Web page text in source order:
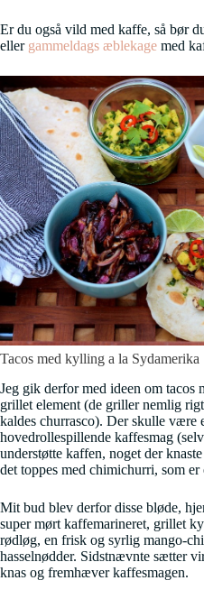
Er du også vild med kaffe, så bør
eller gammeldags æblekage med
Tacos med kylling a la Sydamerika
Jeg gik derfor med ideen om
grillet element (de griller nemlig
kaldes churrasco). Der skulle være
hovedrollespillende kaffesmag
understøtte kaffen, noget der
det toppes med chimichurri, som er
Mit bud blev derfor disse bløde,
super mørt kaffemarineret, grillet
rødløg, en frisk og syrlig mango-
hasselnødder. Sidstnævnte sætter
knas og fremhæver kaffesmagen.